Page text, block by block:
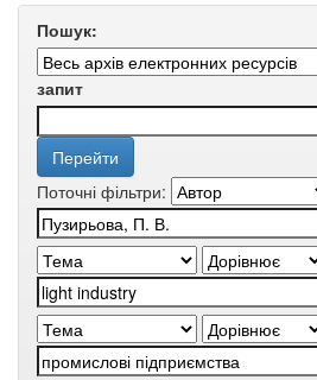
Пошук:
запит
Поточні фільтри: